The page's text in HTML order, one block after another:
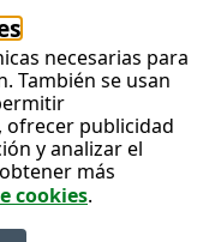
necesarias para
También se usan
ofrecer publicidad
y analizar el
más
cookies.